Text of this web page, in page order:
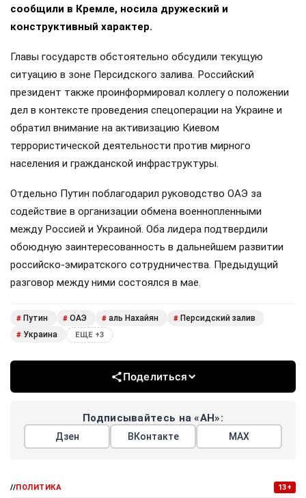
сообщили в Кремле, носила дружеский и
конструктивный характер.
Главы государств обстоятельно обсудили текущую
ситуацию в зоне Персидского залива. Российский
президент также проинформировал коллегу о положении
дел в контексте проведения спецоперации на Украине и
обратил внимание на активизацию Киевом
террористической деятельности против мирного
населения и гражданской инфраструктуры.
Отдельно Путин поблагодарил руководство ОАЭ за
содействие в организации обмена военнопленными
между Россией и Украиной. Оба лидера подтвердили
обоюдную заинтересованность в дальнейшем развитии
российско-эмиратского сотрудничества. Предыдущий
разговор между ними состоялся в мае.
# Путин # ОАЭ # аль Нахайян # Персидский залив
# Украина ЕЩЕ +3
Поделиться
Подписывайтесь на «АН»:
Дзен ВКонтакте МАХ
//ПОЛИТИКА 13+